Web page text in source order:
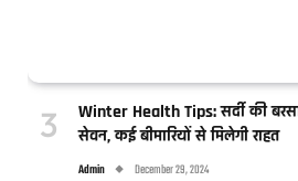
Winter Health Tips: सर्दी की
सेवन, कई बीमारियों से मिलेगी राहत
Admin December 29, 2024